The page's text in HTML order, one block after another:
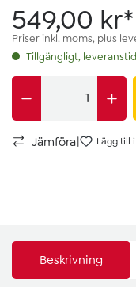
549,00 kr*
Priser inkl. moms, plus
Tillgängligt,
Jämföra| Lägg till
Beskrivning